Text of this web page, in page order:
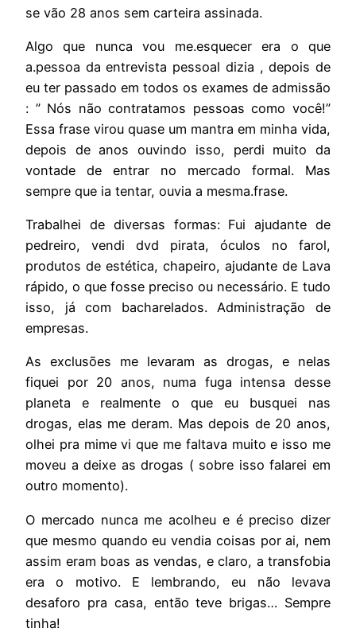
se vão 28 anos sem carteira assinada.
Algo que nunca vou me.esquecer era o que
a.pessoa da entrevista pessoal dizia , depois de
eu ter passado em todos os exames de admissão
: ” Nós não contratamos pessoas como você!”
Essa frase virou quase um mantra em minha vida,
depois de anos ouvindo isso, perdi muito da
vontade de entrar no mercado formal. Mas
sempre que ia tentar, ouvia a mesma.frase.
Trabalhei de diversas formas: Fui ajudante de
pedreiro, vendi dvd pirata, óculos no farol,
produtos de estética, chapeiro, ajudante de Lava
rápido, o que fosse preciso ou necessário. E tudo
isso, já com bacharelados. Administração de
empresas.
As exclusões me levaram as drogas, e nelas
fiquei por 20 anos, numa fuga intensa desse
planeta e realmente o que eu busquei nas
drogas, elas me deram. Mas depois de 20 anos,
olhei pra mime vi que me faltava muito e isso me
moveu a deixe as drogas ( sobre isso falarei em
outro momento).
O mercado nunca me acolheu e é preciso dizer
que mesmo quando eu vendia coisas por ai, nem
assim eram boas as vendas, e claro, a transfobia
era o motivo. E lembrando, eu não levava
desaforo pra casa, então teve brigas… Sempre
tinha!